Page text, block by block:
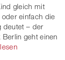
gleich mit
einfach die
deutet – der
geht einen